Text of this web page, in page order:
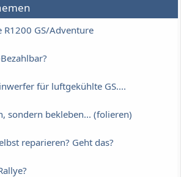
GS/Adventure
für luftgekühlte GS....
sondern bekleben... (folieren)
reparieren? Geht das?